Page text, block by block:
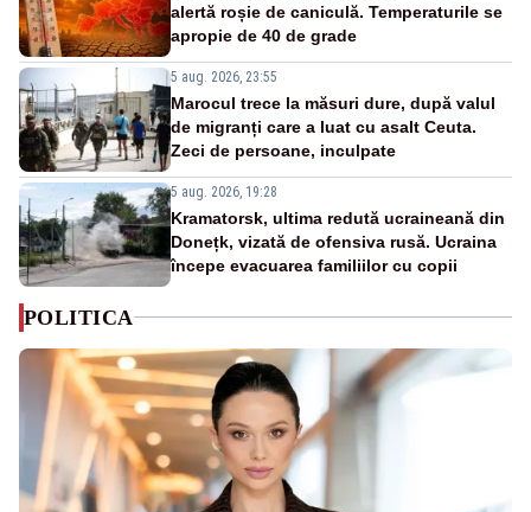
alertă roșie de caniculă. Temperaturile se
apropie de 40 de grade
5 aug. 2026, 23:55
Marocul trece la măsuri dure, după valul
de migranți care a luat cu asalt Ceuta.
Zeci de persoane, inculpate
5 aug. 2026, 19:28
Kramatorsk, ultima redută ucraineană din
Donețk, vizată de ofensiva rusă. Ucraina
începe evacuarea familiilor cu copii
POLITICA